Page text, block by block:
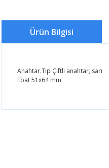
Ürün Bilgisi
Anahtar.Tip Çiftli anahtar, sarı
Ebat 51x64 mm